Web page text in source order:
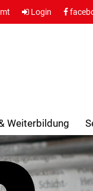
Login
Weiterbildung